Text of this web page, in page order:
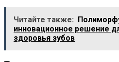
Читайте также:
инновационное решение
здоровья зубов